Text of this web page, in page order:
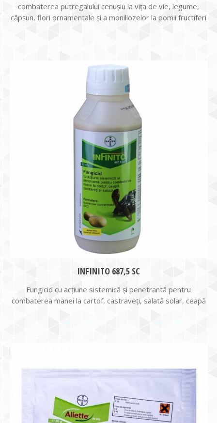
combaterea putregaiului cenuşiu la viţa de vie, legume,
căpşun, flori ornamentale şi a moniliozelor la pomii fructiferi
INFINITO 687,5 SC
Fungicid cu acţiune sistemică şi penetrantă pentru
combaterea manei la cartof, castraveţi, salată solar, ceapă